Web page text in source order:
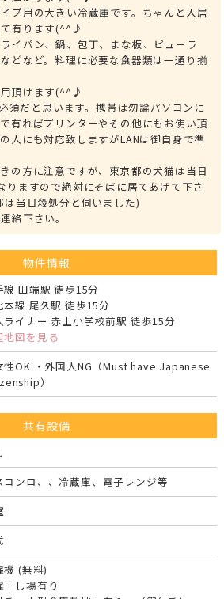
プ用の大きい冷蔵庫です。ちゃんと入居
有ります(^^♪
イパン、鍋、包丁、まな板、ピューラ
どなど。料理に必要な食器類は一通り揃
頂けます(^^♪
だと思います。携帯は勿論パソコンに
有ればプリンターやその他にもお使い頂
人にも対応致しますがLANは御自身で準
の方に注意ですが、東京都の犬猫は当日
りますので絶対にそばに居てあげて下さ
当日殺処分と伺いました)
絡下さい。
物件情報
線 田端駅 徒歩15分
本線 尾久駅 徒歩15分
ライナー 赤土小学校前駅 徒歩15分
地図を見る
性OK ・外国人NG（Must have Japanese
）
共有設備
コンロ、、冷蔵庫、電子レンジ等
機 (無料)
干し場有り